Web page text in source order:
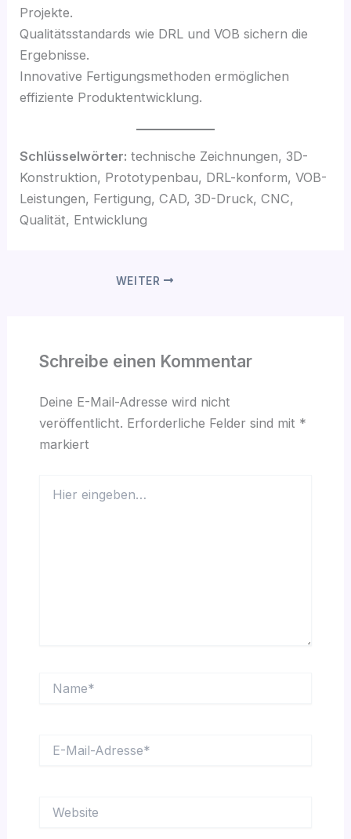
Projekte.
Qualitätsstandards wie DRL und VOB sichern die
Ergebnisse.
Innovative Fertigungsmethoden ermöglichen
effiziente Produktentwicklung.
Schlüsselwörter: technische Zeichnungen, 3D-
Konstruktion, Prototypenbau, DRL-konform, VOB-
Leistungen, Fertigung, CAD, 3D-Druck, CNC,
Qualität, Entwicklung
WEITER
Schreibe einen Kommentar
Deine E-Mail-Adresse wird nicht
veröffentlicht. Erforderliche Felder sind mit *
markiert
eingeben…
Mail-